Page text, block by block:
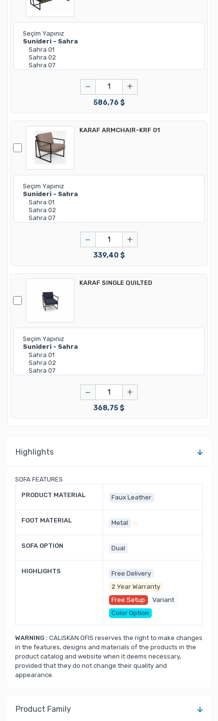
− +
586,76 $
KARAF ARMCHAIR-KRF 01
− +
339,40 $
KARAF SINGLE QUILTED
− +
368,75 $
Highlights
SOFA FEATURES
PRODUCT MATERIAL Faux Leather
FOOT MATERIAL Metal
SOFA OPTION Dual
HIGHLIGHTS
Free Delivery
2 Year Warranty
Free Setup
Variant
Color Option
WARNING : CALISKAN OFIS reserves the right to make changes
in the features, designs and materials of the products in the
product catalog and website when it deems necessary,
provided that they do not change their quality and
appearance.
Product Family